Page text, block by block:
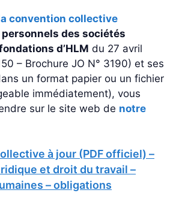
convention collective
des sociétés
d’HLM du 27 avril
– Brochure JO N° 3190) et ses
un format papier ou un fichier
immédiatement), vous
sur le site web de notre
à jour (PDF officiel) –
et droit du travail –
– obligations